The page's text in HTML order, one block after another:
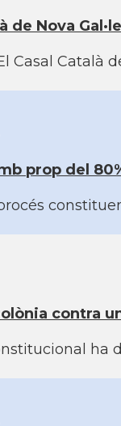
de Nova
Casal Català
prop del
contra
ha